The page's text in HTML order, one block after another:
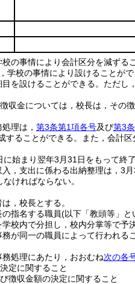
の事情により会計区分を減ずる
学校の事情により設けることがで
を設けることができる。 ただし
収金については，校長は，その
理は， 第3条第1項各号及び第3
ることができる。
また，会計
始まり翌年3月31日をもって終了
，支出に係わる出納整理は，3
ければならない。
，校長とする。
指名する職員(以下「教頭等」と
校内で分担し，校内分掌等で予
が同一の職員によって行われる
処理にあたり，おおむね次の各
定に関すること
徴収金額の決定に関すること